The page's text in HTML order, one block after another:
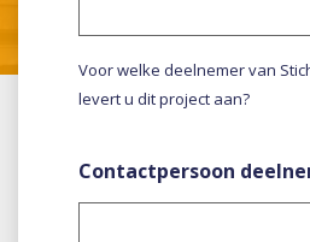
Voor welke deelnemer van
levert u dit project aan?
Contactpersoon